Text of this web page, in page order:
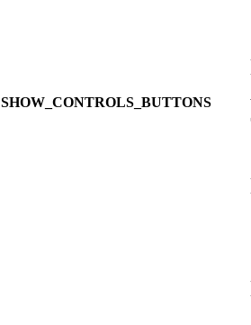
SHOW_CONTROLS_BUTTONS